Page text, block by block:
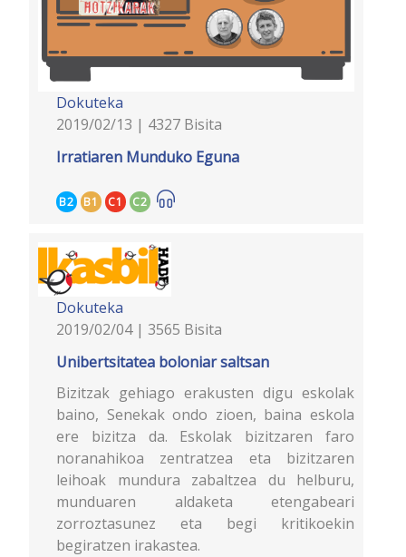
Dokuteka
2019/02/13 | 4327 Bisita
Irratiaren Munduko Eguna
B2 B1 C1 C2
Dokuteka
2019/02/04 | 3565 Bisita
Unibertsitatea boloniar saltsan
Bizitzak gehiago erakusten digu eskolak
baino, Senekak ondo zioen, baina eskola
ere bizitza da. Eskolak bizitzaren faro
noranahikoa zentratzea eta bizitzaren
leihoak mundura zabaltzea du helburu,
munduaren aldaketa etengabeari
zorroztasunez eta begi kritikoekin
begiratzen irakastea.